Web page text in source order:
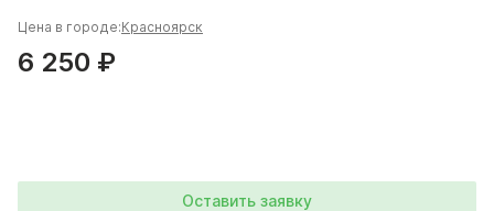
Цена в городе:Красноярск
6 250 ₽
Оставить заявку